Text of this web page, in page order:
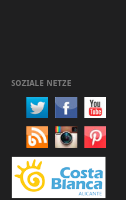
SOZIALE NETZE